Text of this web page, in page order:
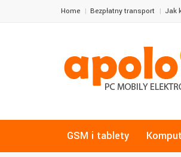
Home Bezpłatny transport Jak
GSM i tablety